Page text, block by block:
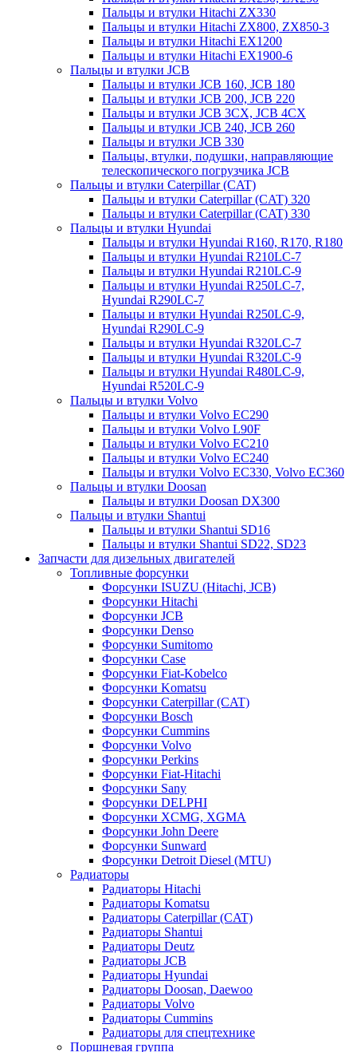
Пальцы и втулки Hitachi ZX330
Пальцы и втулки Hitachi ZX800, ZX850-3
Пальцы и втулки Hitachi EX1200
Пальцы и втулки Hitachi EX1900-6
Пальцы и втулки JCB
Пальцы и втулки JCB 160, JCB 180
Пальцы и втулки JCB 200, JCB 220
Пальцы и втулки JCB 3CX, JCB 4CX
Пальцы и втулки JCB 240, JCB 260
Пальцы и втулки JCB 330
Пальцы, втулки, подушки, направляющие
телескопического погрузчика JCB
Пальцы и втулки Caterpillar (CAT)
Пальцы и втулки Caterpillar (CAT) 320
Пальцы и втулки Caterpillar (CAT) 330
Пальцы и втулки Hyundai
Пальцы и втулки Hyundai R160, R170, R180
Пальцы и втулки Hyundai R210LC-7
Пальцы и втулки Hyundai R210LC-9
Пальцы и втулки Hyundai R250LC-7,
Hyundai R290LC-7
Пальцы и втулки Hyundai R250LC-9,
Hyundai R290LC-9
Пальцы и втулки Hyundai R320LC-7
Пальцы и втулки Hyundai R320LC-9
Пальцы и втулки Hyundai R480LC-9,
Hyundai R520LC-9
Пальцы и втулки Volvo
Пальцы и втулки Volvo EC290
Пальцы и втулки Volvo L90F
Пальцы и втулки Volvo EC210
Пальцы и втулки Volvo EC240
Пальцы и втулки Volvo EC330, Volvo EC360
Пальцы и втулки Doosan
Пальцы и втулки Doosan DX300
Пальцы и втулки Shantui
Пальцы и втулки Shantui SD16
Пальцы и втулки Shantui SD22, SD23
Запчасти для дизельных двигателей
Топливные форсунки
Форсунки ISUZU (Hitachi, JCB)
Форсунки Hitachi
Форсунки JCB
Форсунки Denso
Форсунки Sumitomo
Форсунки Case
Форсунки Fiat-Kobelco
Форсунки Komatsu
Форсунки Caterpillar (CAT)
Форсунки Bosch
Форсунки Cummins
Форсунки Volvo
Форсунки Perkins
Форсунки Fiat-Hitachi
Форсунки Sany
Форсунки DELPHI
Форсунки XCMG, XGMA
Форсунки John Deere
Форсунки Sunward
Форсунки Detroit Diesel (MTU)
Радиаторы
Радиаторы Hitachi
Радиаторы Komatsu
Радиаторы Caterpillar (CAT)
Радиаторы Shantui
Радиаторы Deutz
Радиаторы JCB
Радиаторы Hyundai
Радиаторы Doosan, Daewoo
Радиаторы Volvo
Радиаторы Cummins
Радиаторы для спецтехнике
Поршневая группа